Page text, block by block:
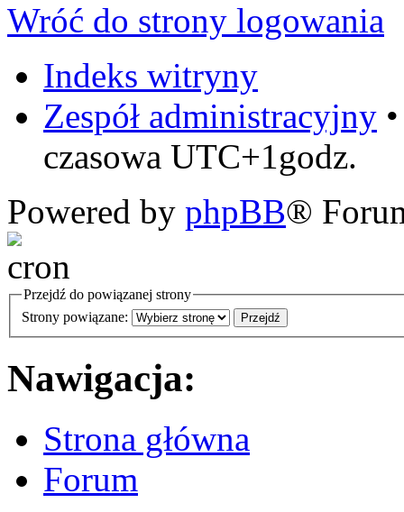
Wróć do strony logowania
Indeks witryny
Zespół administracyjny
czasowa UTC+1godz.
Powered by phpBB®
Przejdź do powiązanej strony
Strony powiązane:
Nawigacja:
Strona główna
Forum